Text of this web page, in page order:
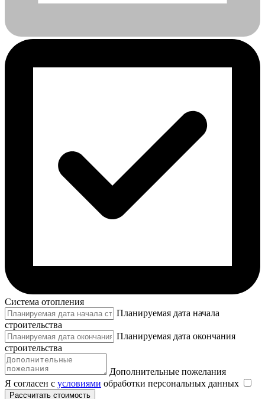
Система отопления
Планируемая дата начала
строительства
Планируемая дата окончания
строительства
Дополнительные пожелания
Я согласен с условиями обработки персональных данных
Рассчитать стоимость